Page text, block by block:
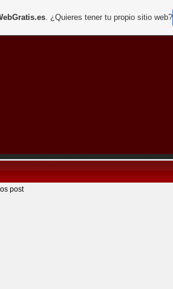
post
. ¿Quieres tener tu propio sitio web?